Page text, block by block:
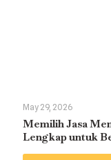
May 29, 2026
Memilih Jasa
Lengkap untuk